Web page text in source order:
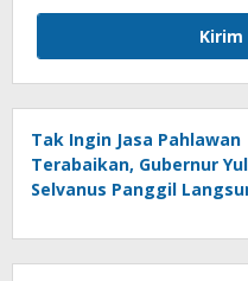
Tak Ingin Jasa Pahlawan
Terabaikan, Gubernur
Selvanus Panggil